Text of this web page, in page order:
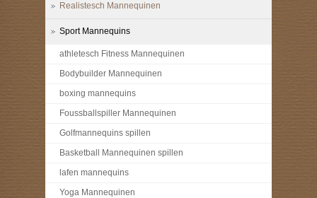
Realistesch Mannequinen
Sport Mannequins
athletesch Fitness Mannequinen
Bodybuilder Mannequinen
boxing mannequins
Foussballspiller Mannequinen
Golfmannequins spillen
Basketball Mannequinen spillen
lafen mannequins
Yoga Mannequinen